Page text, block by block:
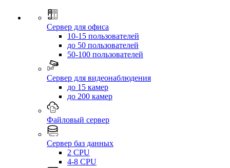
Сервер для офиса
10-15 пользователей
до 50 пользователей
50-100 пользователей
Сервер для видеонаблюдения
до 15 камер
до 200 камер
Файловый сервер
Сервер баз данных
2 CPU
4-8 CPU